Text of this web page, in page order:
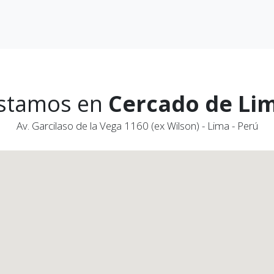
en Cercado de
Av. Garcilaso de la Vega 1160 (ex Wilson) - Lima - Perú